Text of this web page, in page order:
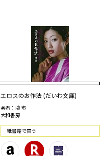
エロスのお作法 (だいわ文庫)
著者：壇 蜜
大和書房
紙書籍で買う